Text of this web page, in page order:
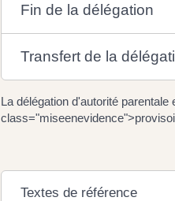
Fin de la délégation
Transfert de la
La délégation d'autorité
Textes de référence